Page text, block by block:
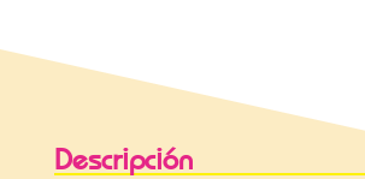
Descripción